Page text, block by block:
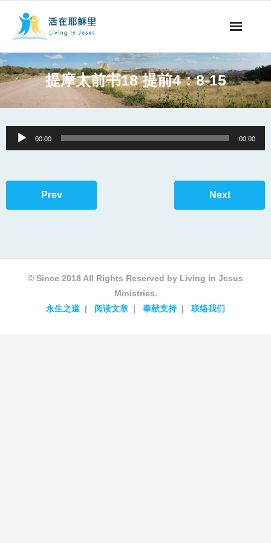
事工概要
阅读文章
提摩太前书18 提前4：8-15
Audio
Player
00:00 00:00
Prev Next
© Since 2018 All Rights Reserved by Living in Jesus
Ministries.
永生之道
阅读文章 奉献支持 联络我们